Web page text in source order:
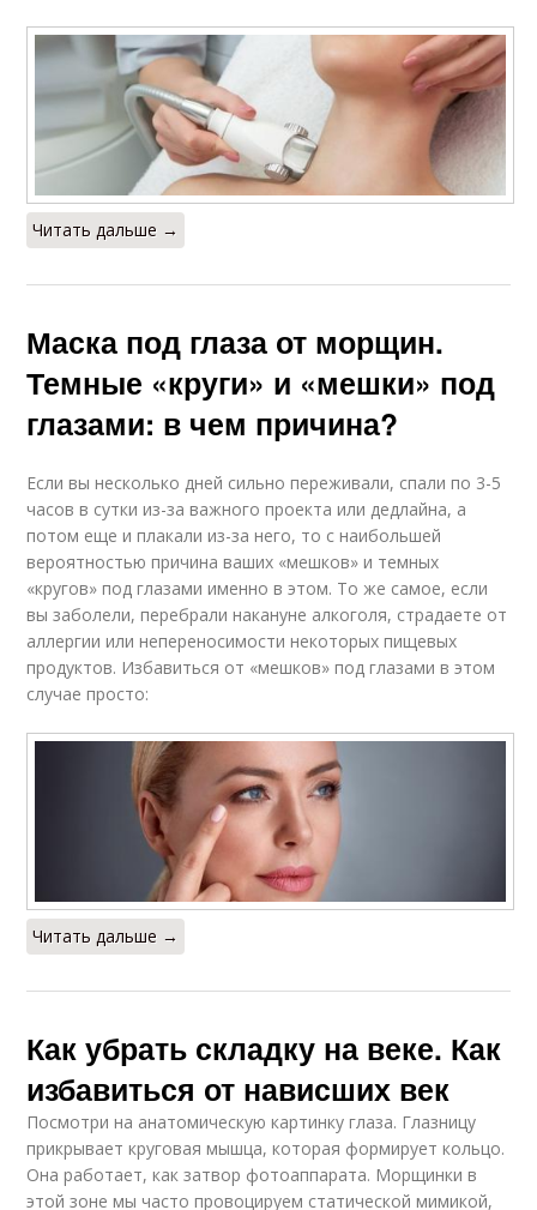
Читать дальше →
Маска под глаза от морщин.
Темные «круги» и «мешки» под
глазами: в чем причина?
Если вы несколько дней сильно переживали, спали по 3-5
часов в сутки из-за важного проекта или дедлайна, а
потом еще и плакали из-за него, то с наибольшей
вероятностью причина ваших «мешков» и темных
«кругов» под глазами именно в этом. То же самое, если
вы заболели, перебрали накануне алкоголя, страдаете от
аллергии или непереносимости некоторых пищевых
продуктов. Избавиться от «мешков» под глазами в этом
случае просто:
Читать дальше →
Как убрать складку на веке. Как
избавиться от нависших век
Посмотри на анатомическую картинку глаза. Глазницу
прикрывает круговая мышца, которая формирует кольцо.
Она работает, как затвор фотоаппарата. Морщинки в
этой зоне мы часто провоцируем статической мимикой,